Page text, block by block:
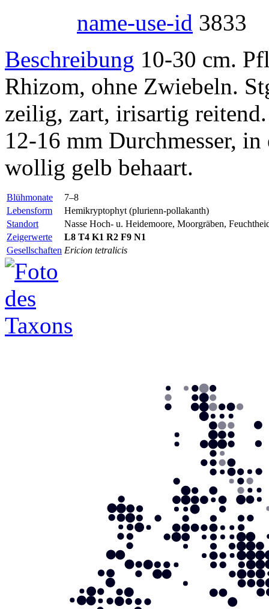
name-use-id 3833
Beschreibung 10-30 cm.
Rhizom, ohne Zwiebeln.
zeilig, zart, irisartig
12-16 mm Durchmesser,
wollig gelb behaart.
Blühmonate
7–8
Lebensform
Hemikryptophyt (plurienn-pollakanth)
Standort
Nasse Hoch- u. Heidemoore, Moorgräben,
Zeigerwerte
L8 T4 K1 R2 F9 N1
Gesellschaften Ericion tetralicis